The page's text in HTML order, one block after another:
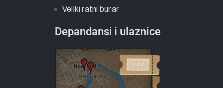
Veliki ratni bunar
Depandansi i ulaznice